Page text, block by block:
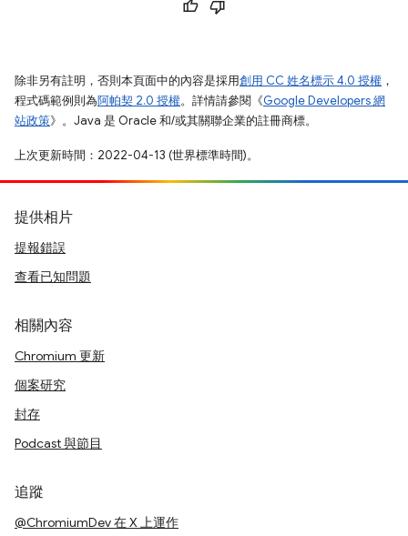
除非另有註明，否則本頁面中的內容是採用創用 CC 姓名標示 4.0 授權 ，
程式碼範例則為阿帕契 2.0 授權。詳情請參閱《Google Developers 網
站政策》。Java 是 Oracle 和/或其關聯企業的註冊商標。
上次更新時間：2022-04-13 (世界標準時間)。
提供相片
提報錯誤
查看已知問題
相關內容
Chromium 更新
個案研究
封存
Podcast 與節目
追蹤
@ChromiumDev 在 X 上運作